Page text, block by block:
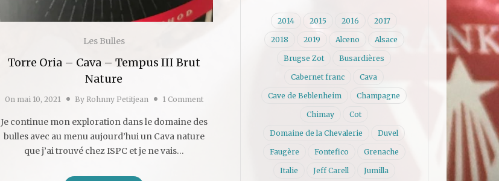
Les Bulles
Torre Oria – Cava – Tempus III Brut
Nature
On mai 10, 2021 By Rohnny Petitjean 1 Comment
Je continue mon exploration dans le domaine des
bulles avec au menu aujourd’hui un Cava nature
que j’ai trouvé chez ISPC et je ne vais…
2014 2015 2016 2017
2018 2019 Alceno Alsace
Brugse Zot Busardières
Cabernet franc Cava
Cave de Beblenheim Champagne
Chimay Cot
Domaine de la Chevalerie Duvel
Faugère Fontefico Grenache
Italie Jeff Carell Jumilla